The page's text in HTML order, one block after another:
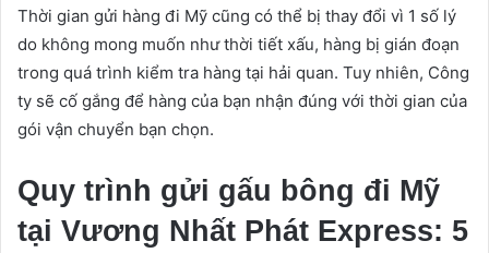
Thời gian gửi hàng đi Mỹ cũng có thể bị thay đổi vì 1 số lý
do không mong muốn như thời tiết xấu, hàng bị gián đoạn
trong quá trình kiểm tra hàng tại hải quan. Tuy nhiên, Công
ty sẽ cố gắng để hàng của bạn nhận đúng với thời gian của
gói vận chuyển bạn chọn.
Quy trình gửi gấu bông đi Mỹ
tại Vương Nhất Phát Express: 5